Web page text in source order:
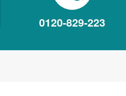
0120-829-223